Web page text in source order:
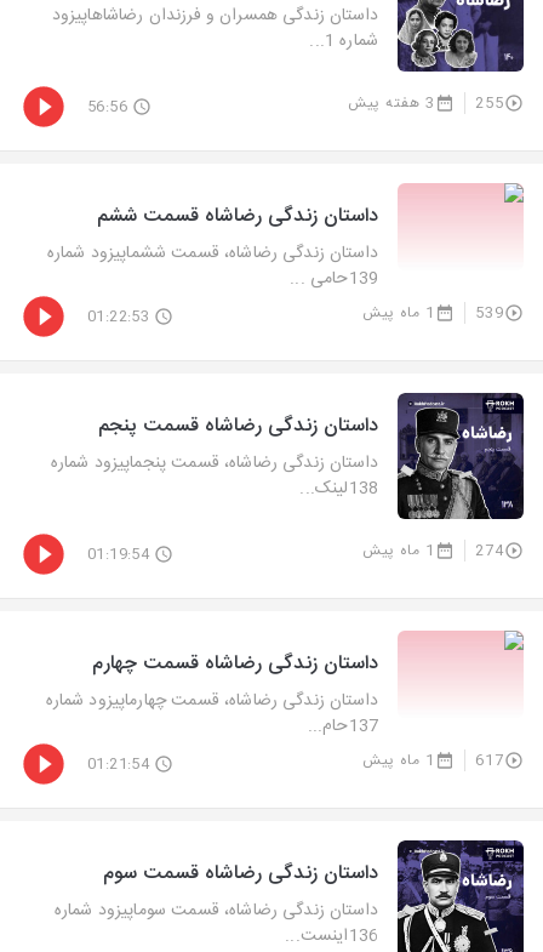
داستان زندگی همسران و فرزندان رضاشاهاپیزود
شماره 1...
255 3 هفته پیش 56:56
داستان زندگی رضاشاه قسمت ششم
داستان زندگی رضاشاه، قسمت ششماپیزود شماره
139حامی ...
539 1 ماه پیش 01:22:53
داستان زندگی رضاشاه قسمت پنجم
داستان زندگی رضاشاه، قسمت پنجماپیزود شماره
138لینک...
274 1 ماه پیش 01:19:54
داستان زندگی رضاشاه قسمت چهارم
داستان زندگی رضاشاه، قسمت چهارماپیزود شماره
137حام...
617 1 ماه پیش 01:21:54
داستان زندگی رضاشاه قسمت سوم
داستان زندگی رضاشاه، قسمت سوماپیزود شماره
136اینست...